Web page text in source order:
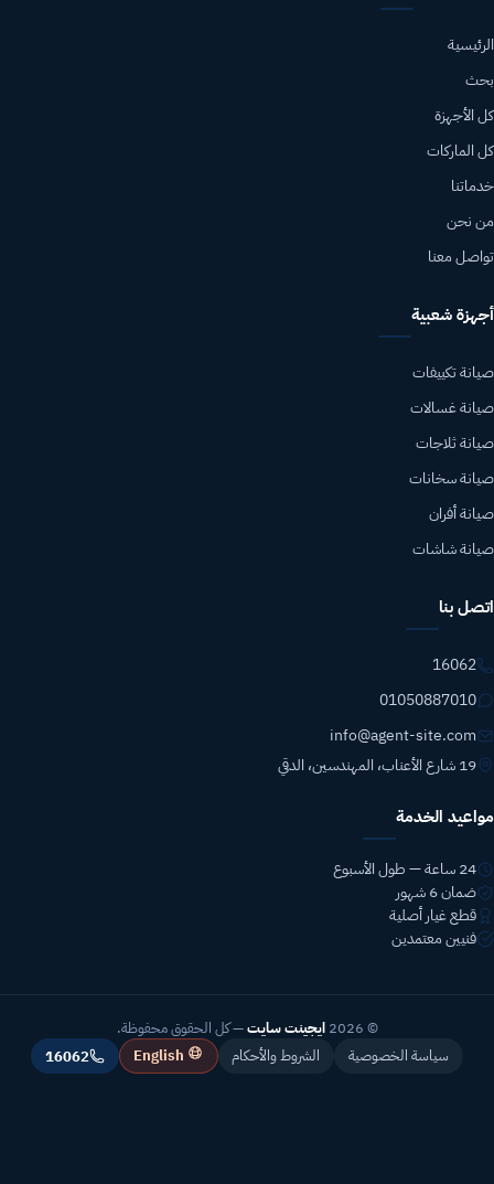
الرئيسية
بحث
كل الأجهزة
كل الماركات
خدماتنا
من نحن
تواصل معنا
أجهزة شعبية
صيانة تكييفات
صيانة غسالات
صيانة ثلاجات
صيانة سخانات
صيانة أفران
صيانة شاشات
اتصل بنا
16062
01050887010
info@agent-site.com
19 شارع الأعناب، المهندسين، الدقي
مواعيد الخدمة
24 ساعة — طول الأسبوع
ضمان 6 شهور
قطع غيار أصلية
فنيين معتمدين
© 2026 ايجينت سايت— كل الحقوق محفوظة.
سياسة الخصوصية
الشروط والأحكام English
16062